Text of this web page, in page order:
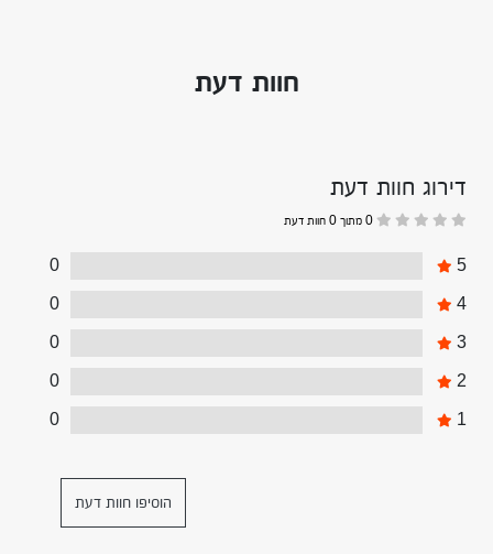
חוות דעת
דירוג חוות דעת
5
0
4
0
3
0
2
0
1
0
הוסיפו חוות דעת